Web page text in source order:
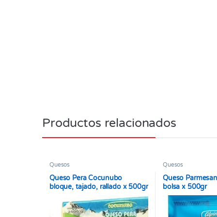
Productos relacionados
Quesos
Queso Pera Cocunubo
bloque, tajado, rallado x 500gr
Quesos
Queso
bolsa x 500gr